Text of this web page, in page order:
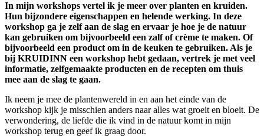
In mijn workshops vertel ik je meer over planten en kruiden.
Hun bijzondere eigenschappen en helende werking. In deze
workshop ga je zelf aan de slag en ervaar je hoe je de natuur
kan gebruiken om bijvoorbeeld een zalf of crème te maken. Of
bijvoorbeeld een product om in de keuken te gebruiken. Als je
bij KRUIDINN een workshop hebt gedaan, vertrek je met veel
informatie, zelfgemaakte producten en de recepten om thuis
mee aan de slag te gaan.
Ik neem je mee de plantenwereld in en aan het einde van de
workshop kijk je misschien anders naar alles wat groeit en bloeit. De
verwondering, de liefde die ik vind in de natuur komt in mijn
workshop terug en geef ik graag door.